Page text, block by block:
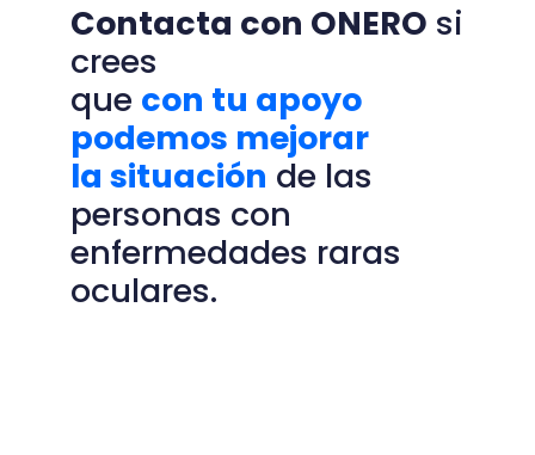
Contacta con ONERO si
crees
que con tu apoyo
podemos mejorar
la situación de las
personas con
enfermedades raras
oculares.